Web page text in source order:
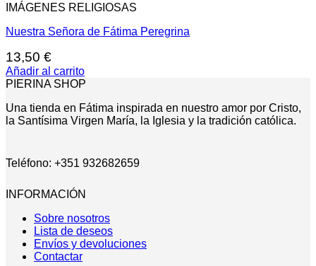
IMÁGENES RELIGIOSAS
Nuestra Señora de Fátima Peregrina
13,50 €
Añadir al carrito
PIERINA SHOP
Una tienda en Fátima inspirada en nuestro amor por Cristo,
la Santísima Virgen María, la Iglesia y la tradición católica.
Teléfono: +351 932682659
INFORMACIÓN
Sobre nosotros
Lista de deseos
Envíos y devoluciones
Contactar